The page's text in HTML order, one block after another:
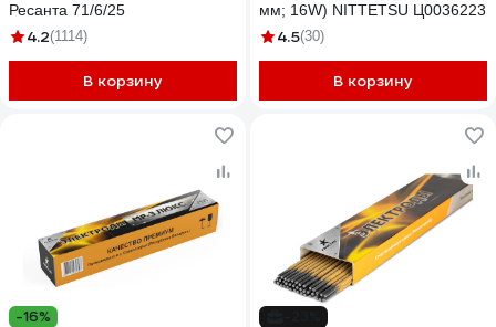
Ресанта 71/6/25
4.2(1114)
В корзину
мм; 16W) NITTETSU Ц0036223
4.5(30)
В корзину
-16%